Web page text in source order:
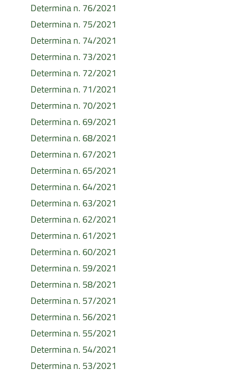
Determina n. 76/2021
Determina n. 75/2021
Determina n. 74/2021
Determina n. 73/2021
Determina n. 72/2021
Determina n. 71/2021
Determina n. 70/2021
Determina n. 69/2021
Determina n. 68/2021
Determina n. 67/2021
Determina n. 65/2021
Determina n. 64/2021
Determina n. 63/2021
Determina n. 62/2021
Determina n. 61/2021
Determina n. 60/2021
Determina n. 59/2021
Determina n. 58/2021
Determina n. 57/2021
Determina n. 56/2021
Determina n. 55/2021
Determina n. 54/2021
Determina n. 53/2021